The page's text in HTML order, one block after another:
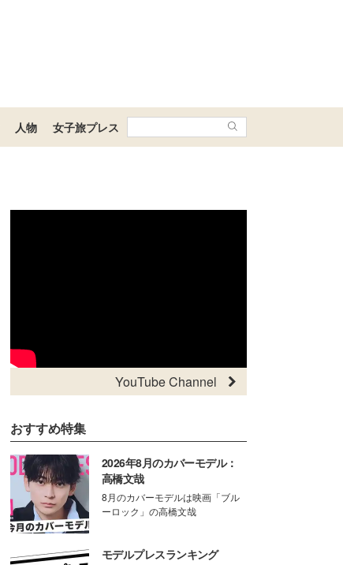
人物 女子旅プレス
YouTube Channel
おすすめ特集
2026年8月のカバーモデル：
高橋文哉
8月のカバーモデルは映画「ブル
ーロック」の高橋文哉
モデルプレスランキング